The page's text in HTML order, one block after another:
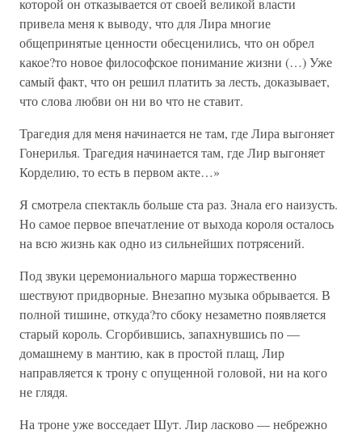
которой он отказывается от своей великой власти
привела меня к выводу, что для Лира многие
общепринятые ценности обесценились, что он обрел
какое?то новое философское понимание жизни (…) Уже
самый факт, что он решил платить за лесть, доказывает,
что слова любви он ни во что не ставит.
Трагедия для меня начинается не там, где Лира выгоняет
Гонерилья. Трагедия начинается там, где Лир выгоняет
Корделию, то есть в первом акте…»
Я смотрела спектакль больше ста раз. Знала его наизусть.
Но самое первое впечатление от выхода короля осталось
на всю жизнь как одно из сильнейших потрясений.
Под звуки церемониального марша торжественно
шествуют придворные. Внезапно музыка обрывается. В
полной тишине, откуда?то сбоку незаметно появляется
старый король. Сгорбившись, запахнувшись по —
домашнему в мантию, как в простой плащ, Лир
направляется к трону с опущенной головой, ни на кого
не глядя.
На троне уже восседает Шут. Лир ласково — небрежно